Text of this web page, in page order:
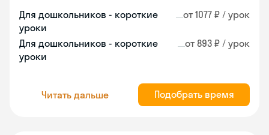
Для дошкольников - короткие
уроки
от 1077 ₽ / урок
Для дошкольников - короткие
уроки
от 893 ₽ / урок
Читать дальше Подобрать время